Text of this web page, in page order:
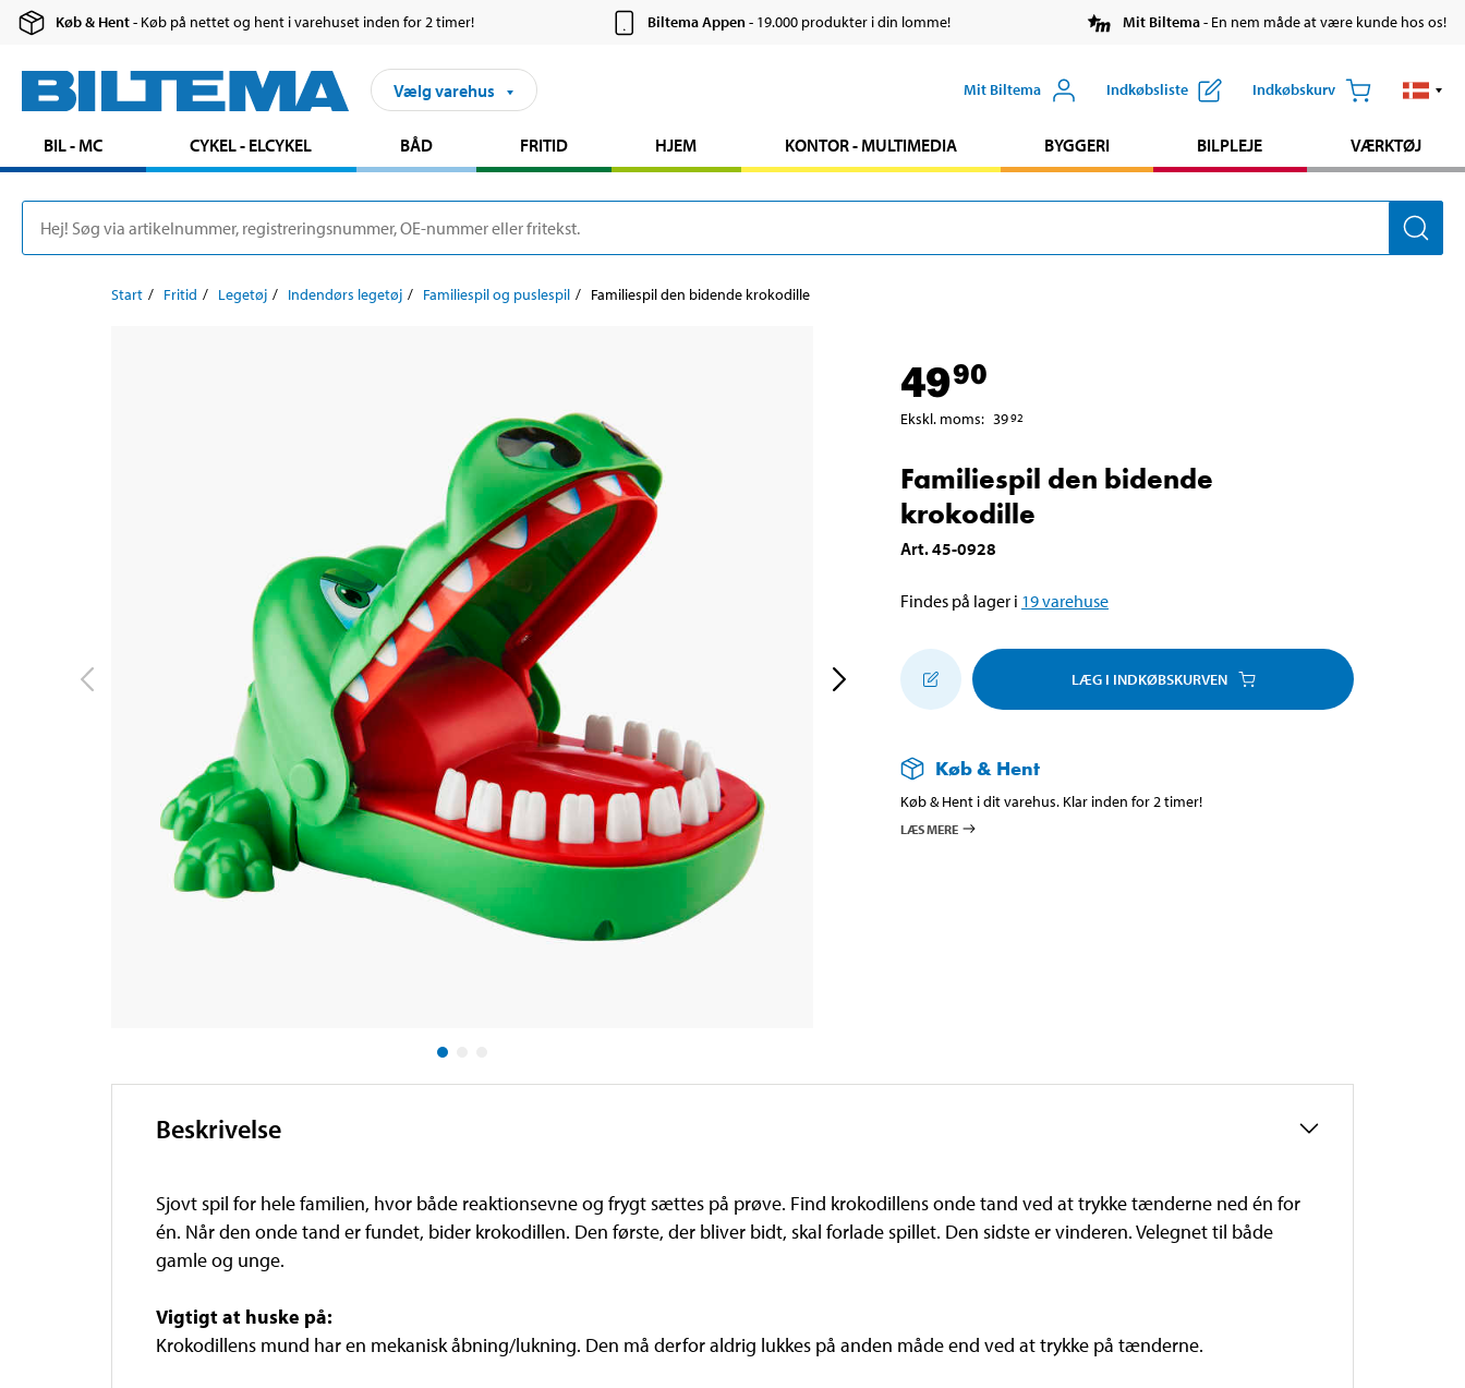
Køb & Hent- Køb på nettet og hent i varehuset inden for 2 timer! Biltema Appen- 19.000 produkter i din lomme! Mit Biltema- En nem måde at være kunde hos os!
Vælg varehus Mit Biltema Indkøbsliste Indkøbskurv
BIL - MC CYKEL - ELCYKEL BÅD FRITID HJEM KONTOR - MULTIMEDIA BYGGERI BILPLEJE VÆRKTØJ
Start Fritid Legetøj Indendørs legetøj Familiespil og puslespil Familiespil den bidende krokodille
4990
Ekskl. moms: 3992
Familiespil den bidende
krokodille
Art.45-0928
Findes på lager i 19varehuse
LÆG I INDKØBSKURVEN
Køb & Hent
Køb & Hent i dit varehus. Klar inden for 2 timer!
LÆS MERE
Beskrivelse
Sjovt spil for hele familien, hvor både reaktionsevne og frygt sættes på prøve. Find krokodillens onde tand ved at trykke tænderne ned én for
én. Når den onde tand er fundet, bider krokodillen. Den første, der bliver bidt, skal forlade spillet. Den sidste er vinderen. Velegnet til både
gamle og unge.
Vigtigt at huske på:
Krokodillens mund har en mekanisk åbning/lukning. Den må derfor aldrig lukkes på anden måde end ved at trykke på tænderne.